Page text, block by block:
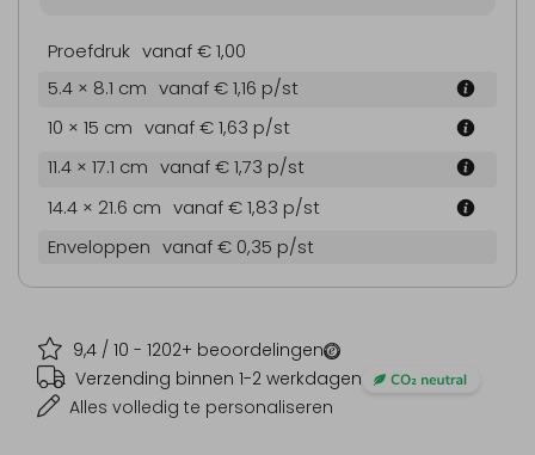
9,4 / 10 - 1202+ beoordelingen
Verzending binnen 1-2 werkdagen
Alles volledig te personaliseren
Proefdruk vanaf € 1,00
5.4 × 8.1 cm vanaf € 1,16 p/st
10 × 15 cm vanaf € 1,63 p/st
11.4 × 17.1 cm vanaf € 1,73 p/st
14.4 × 21.6 cm vanaf € 1,83 p/st
Enveloppen vanaf € 0,35 p/st